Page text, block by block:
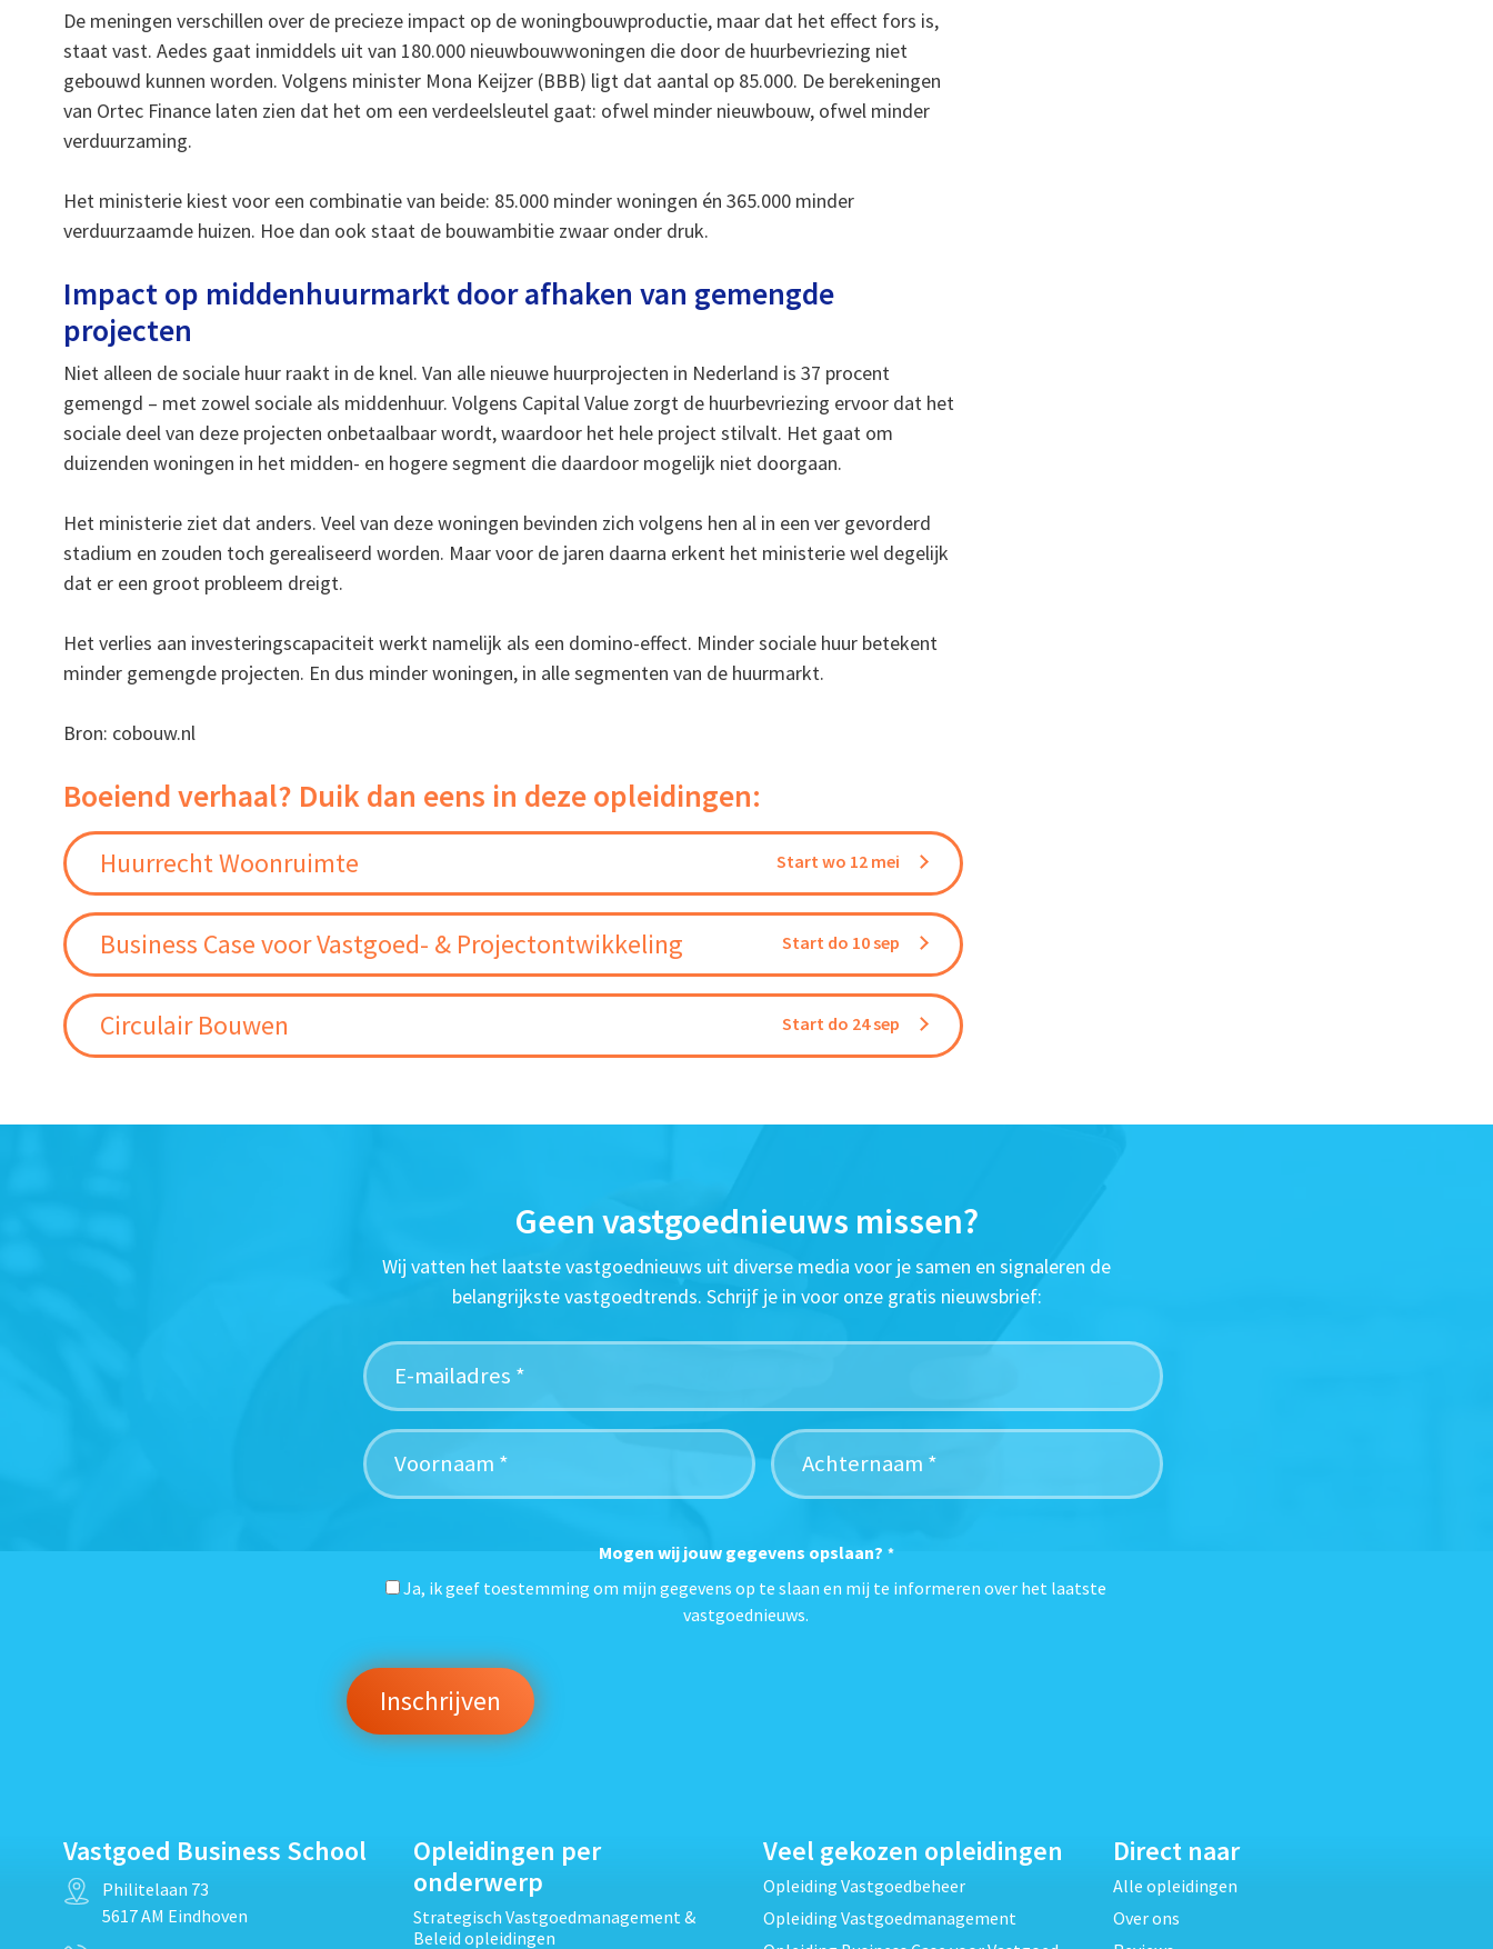
De meningen verschillen over de precieze impact op de woningbouwproductie, maar dat het effect fors is,
staat vast. Aedes gaat inmiddels uit van 180.000 nieuwbouwwoningen die door de huurbevriezing niet
gebouwd kunnen worden. Volgens minister Mona Keijzer (BBB) ligt dat aantal op 85.000. De berekeningen
van Ortec Finance laten zien dat het om een verdeelsleutel gaat: ofwel minder nieuwbouw, ofwel minder
verduurzaming.
Het ministerie kiest voor een combinatie van beide: 85.000 minder woningen én 365.000 minder
verduurzaamde huizen. Hoe dan ook staat de bouwambitie zwaar onder druk.
Impact op middenhuurmarkt door afhaken van gemengde
projecten
Niet alleen de sociale huur raakt in de knel. Van alle nieuwe huurprojecten in Nederland is 37 procent
gemengd – met zowel sociale als middenhuur. Volgens Capital Value zorgt de huurbevriezing ervoor dat het
sociale deel van deze projecten onbetaalbaar wordt, waardoor het hele project stilvalt. Het gaat om
duizenden woningen in het midden- en hogere segment die daardoor mogelijk niet doorgaan.
Het ministerie ziet dat anders. Veel van deze woningen bevinden zich volgens hen al in een ver gevorderd
stadium en zouden toch gerealiseerd worden. Maar voor de jaren daarna erkent het ministerie wel degelijk
dat er een groot probleem dreigt.
Het verlies aan investeringscapaciteit werkt namelijk als een domino-effect. Minder sociale huur betekent
minder gemengde projecten. En dus minder woningen, in alle segmenten van de huurmarkt.
Bron: cobouw.nl
Boeiend verhaal? Duik dan eens in deze opleidingen:
Huurrecht Woonruimte Start wo 12 mei
Business Case voor Vastgoed- & Projectontwikkeling Start do 10 sep
Circulair Bouwen Start do 24 sep
Geen vastgoednieuws missen?
Wij vatten het laatste vastgoednieuws uit diverse media voor je samen en signaleren de
belangrijkste vastgoedtrends. Schrijf je in voor onze gratis nieuwsbrief:
Mogen wij jouw gegevens opslaan? *
Ja, ik geef toestemming om mijn gegevens op te slaan en mij te informeren over het laatste
vastgoednieuws.
Vastgoed Business School
Philitelaan 73
5617 AM Eindhoven
Opleidingen per
onderwerp
Strategisch Vastgoedmanagement &
Beleid opleidingen
Veel gekozen opleidingen
Opleiding Vastgoedbeheer
Opleiding Vastgoedmanagement
Direct naar
Alle opleidingen
Over ons